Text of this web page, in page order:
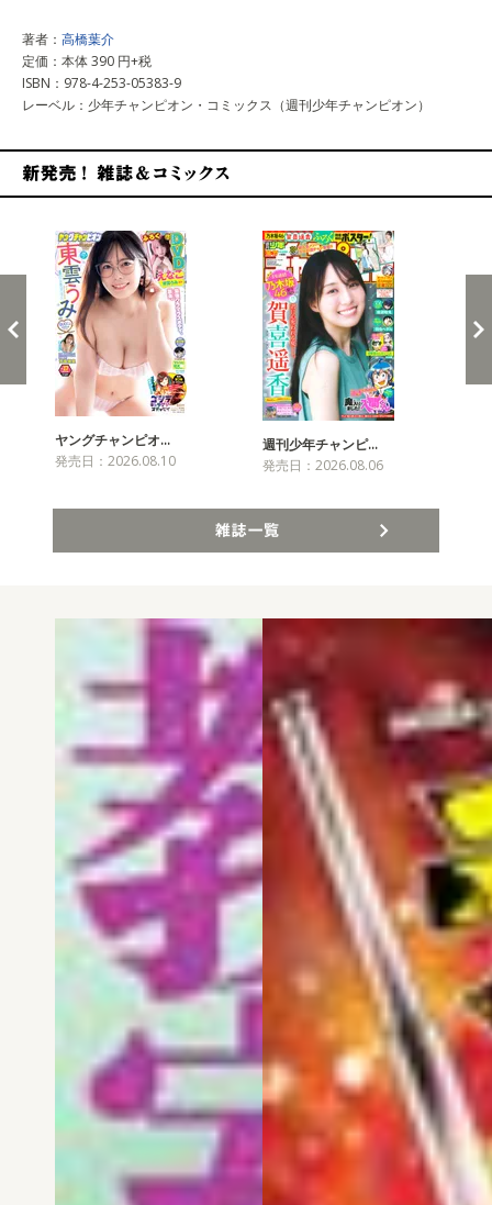
著者： 高橋葉介
定価：本体 390 円+税
ISBN：978-4-253-05383-9
レーベル：少年チャンピオン・コミックス（週刊少年チャンピオン）
ヤングチャンピオ…
発売日：2026.08.10
週刊少年チャンピ…
発売日：2026.08.06